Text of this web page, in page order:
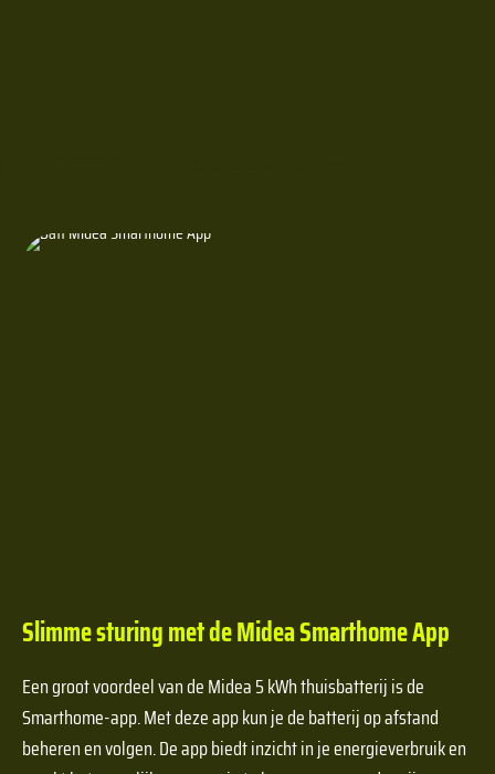
Slimme sturing met de Midea Smarthome App
Een groot voordeel van de Midea 5 kWh thuisbatterij is de
Smarthome-app. Met deze app kun je de batterij op afstand
beheren en volgen. De app biedt inzicht in je energieverbruik en